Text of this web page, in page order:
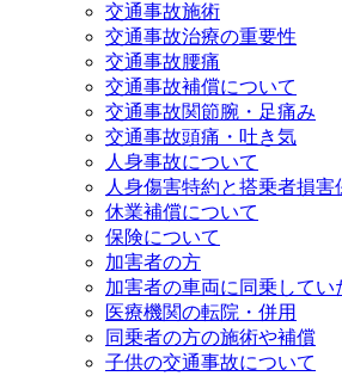
交通事故施術
交通事故治療の重要性
交通事故腰痛
交通事故補償について
交通事故関節腕・足痛み
交通事故頭痛・吐き気
人身事故について
人身傷害特約と搭乗者損害
休業補償について
保険について
加害者の方
加害者の車両に同乗してい
医療機関の転院・併用
同乗者の方の施術や補償
子供の交通事故について